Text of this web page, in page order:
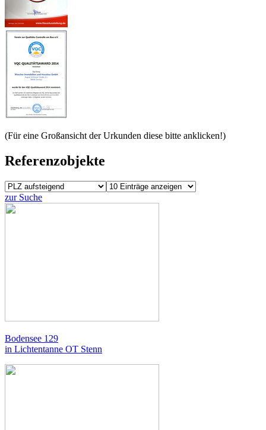
(Für eine Großansicht der Urkunden diese bitte anklicken!)
Referenzobjekte
zur Suche
Bodensee 129
in Lichtentanne OT Stenn